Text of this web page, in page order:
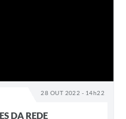
28 OUT 2022 - 14h22
DA REDE